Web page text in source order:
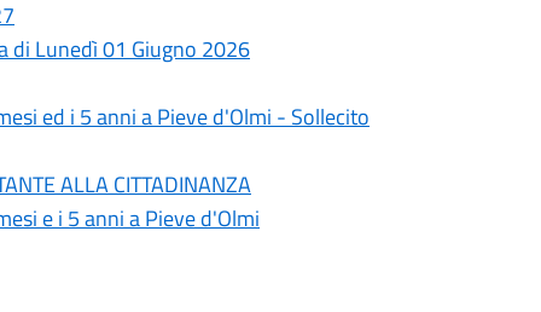
di Lunedì 01 Giugno 2026
ed i 5 anni a Pieve d'Olmi - Sollecito
ALLA CITTADINANZA
e i 5 anni a Pieve d'Olmi